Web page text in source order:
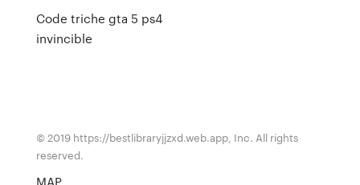
Code triche gta 5 ps4
invincible
© 2019 https://bestlibraryjjzxd.web.app, Inc. All rights
reserved.
MAP